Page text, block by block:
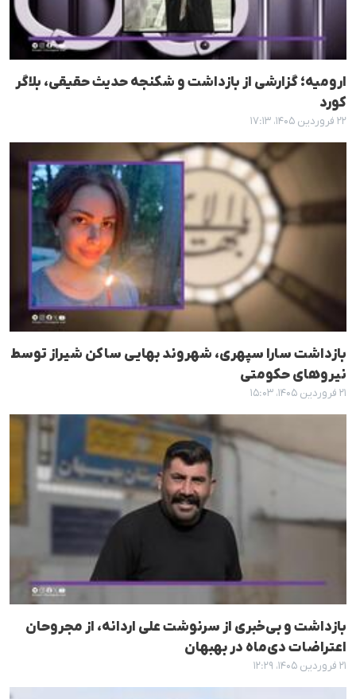
ارومیه؛ گزارشی از بازداشت و شکنجه حدیث حقیقی، بلاگر
کورد
۲۲ فروردین ۱۴۰۵، ۱۷:۱۳
بازداشت سارا سپهری، شهروند بهایی ساکن شیراز توسط
نیروهای حکومتی
۲۱ فروردین ۱۴۰۵، ۱۵:۰۳
بازداشت و بی‌خبری از سرنوشت علی اردانه، از مجروحان
اعتراضات دی‌ماه در بهبهان
۲۱ فروردین ۱۴۰۵، ۱۲:۲۹